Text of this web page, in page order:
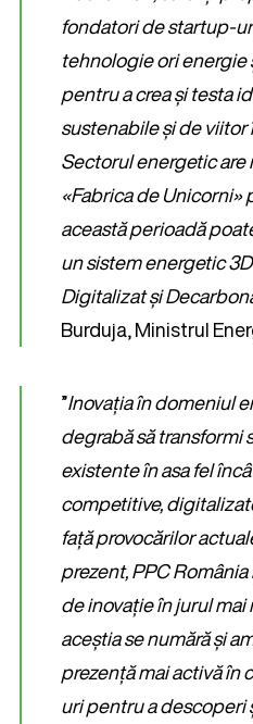
fondatori de startup-
tehnologie ori
pentru a crea și testa
sustenabile și de
Sectorul energetic are
«Fabrica de Unicorni»
această perioadă
un sistem energetic
Digitalizat și
Burduja, Ministrul
”Inovația în domeniul
degrabă să transformi
existente în asa fel
competitive,
față provocărilor
prezent, PPC
de inovație în jurul
aceștia se numără și
prezență mai activă
uri pentru a descoperi